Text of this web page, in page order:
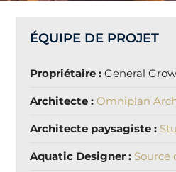
ÉQUIPE DE PROJET
Propriétaire :General
Architecte :Omniplan
Architecte paysagiste :
Aquatic Designer : Source